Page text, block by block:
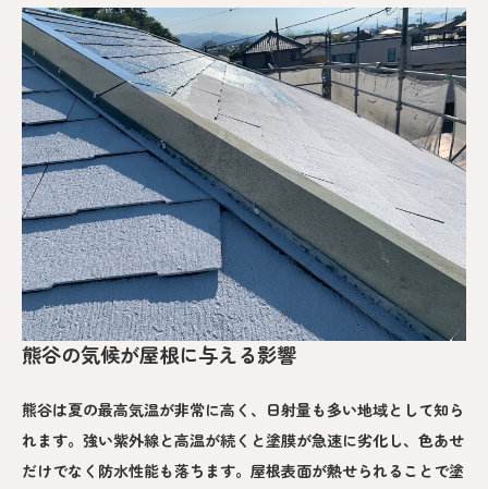
熊谷の気候が屋根に与える影響
熊谷は夏の最高気温が非常に高く、日射量も多い地域として知ら
れます。強い紫外線と高温が続くと塗膜が急速に劣化し、色あせ
だけでなく防水性能も落ちます。屋根表面が熱せられることで塗